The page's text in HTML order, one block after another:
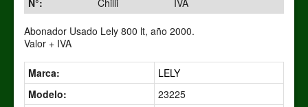
N°:
Chilli
IVA
Abonador Usado Lely 800 lt, año 2000.
Valor + IVA
Marca:
LELY
Modelo:
23225